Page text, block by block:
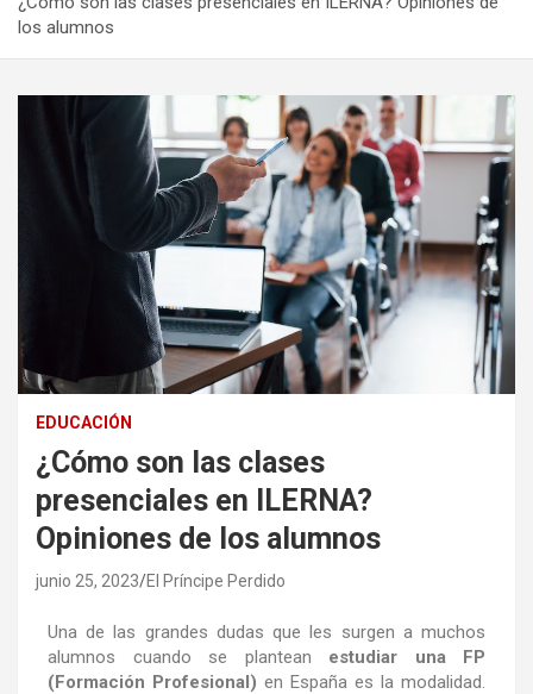
los alumnos
EDUCACIÓN
¿Cómo son las clases
presenciales en ILERNA?
Opiniones de los alumnos
junio 25, 2023 El Príncipe Perdido
Una de las grandes dudas que les surgen a muchos
alumnos cuando se plantean estudiar una FP
(Formación Profesional) en España es la modalidad.